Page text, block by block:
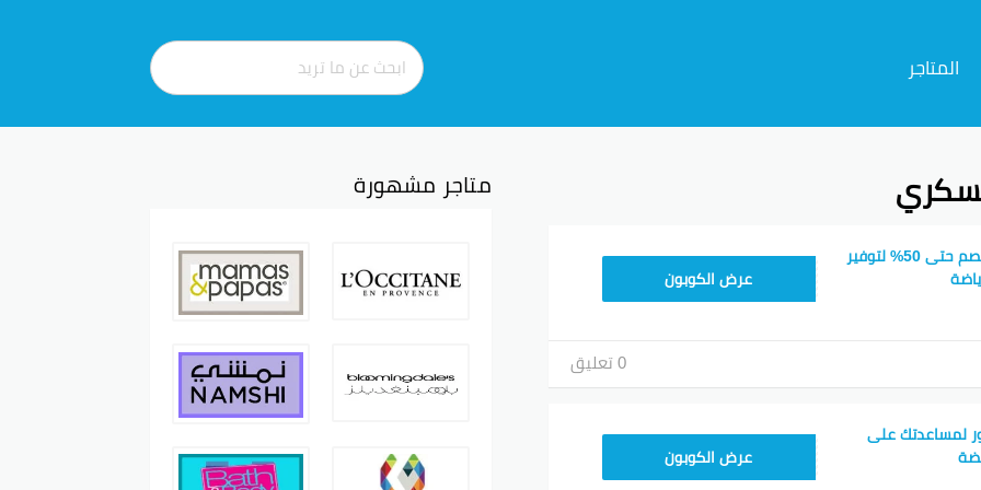
المتاجر
كود خصم اندر ارمر خصم حتى 50% لتوفير
عرض الكوبون
0 تعليق
لمساعدتك على
عرض الكوبون
متاجر مشهورة